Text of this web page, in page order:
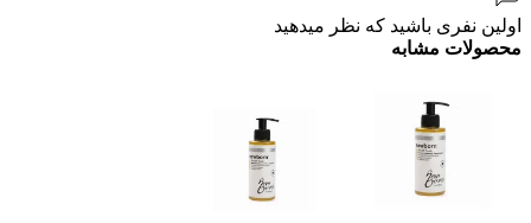
اولین نفری باشید که نظر میدهید
محصولات مشابه